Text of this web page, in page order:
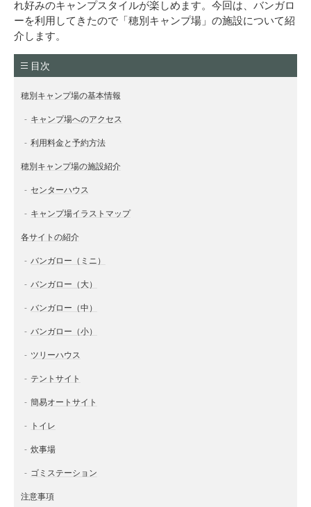
れ好みのキャンプスタイルが楽しめます。今回は、バンガロ
ーを利用してきたので「穂別キャンプ場」の施設について紹
介します。
目次
穂別キャンプ場の基本情報
キャンプ場へのアクセス
利用料金と予約方法
穂別キャンプ場の施設紹介
センターハウス
キャンプ場イラストマップ
各サイトの紹介
バンガロー（ミニ）
バンガロー（大）
バンガロー（中）
バンガロー（小）
ツリーハウス
テントサイト
簡易オートサイト
トイレ
炊事場
ゴミステーション
注意事項